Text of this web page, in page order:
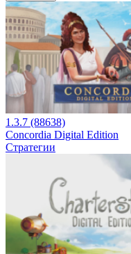
1.3.7 (88638)
Concordia Digital Edition
Стратегии